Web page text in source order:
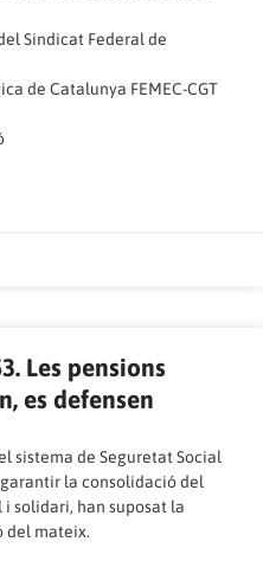
Sindicat Federal de
de Catalunya FEMEC-CGT
Les pensions
es defensen
sistema de Seguretat Social
la consolidació del
solidari, han suposat la
del mateix.